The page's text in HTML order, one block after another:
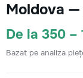
Moldova
De la 350 –
Bazat pe analiza